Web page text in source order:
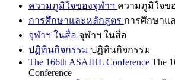
ความภูมิใจของจุฬาฯ ความภูมิใจข
การศึกษาและหลักสูตร การศึกษาแ
จุฬาฯ ในสื่อ จุฬาฯ ในสื่อ
ปฏิทินกิจกรรม ปฏิทินกิจกรรม
The 166th ASAIHL Conference The
Conference